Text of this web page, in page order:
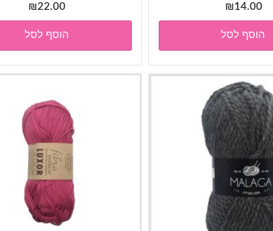
₪22.00
הוסף לסל
₪14.00
הוסף לסל